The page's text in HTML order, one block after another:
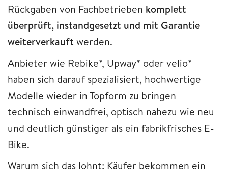
Rückgaben von Fachbetrieben komplett
überprüft, instandgesetzt und mit Garantie
weiterverkauft werden.
Anbieter wie Rebike*, Upway* oder velio*
haben sich darauf spezialisiert, hochwertige
Modelle wieder in Topform zu bringen –
technisch einwandfrei, optisch nahezu wie neu
und deutlich günstiger als ein fabrikfrisches E-
Bike.
Warum sich das lohnt: Käufer bekommen ein